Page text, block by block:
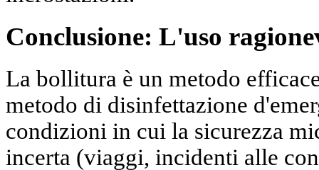
Conclusione: L'uso
La bollitura è un metodo
metodo di disinfettazione
condizioni in cui la sicurezza
incerta (viaggi, incidenti alle